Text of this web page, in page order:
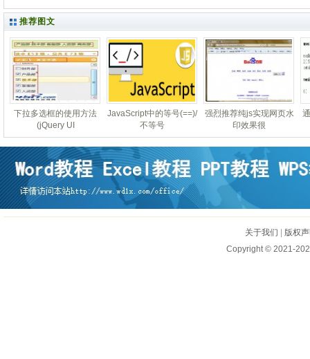
推荐图文
下拉多选框的使用方法
(jQuery UI
JavaScript中的等号(==)/
不等号
强烈推荐纯js实现网页水
印效果很
关于我们
版权
Copyright © 2021-